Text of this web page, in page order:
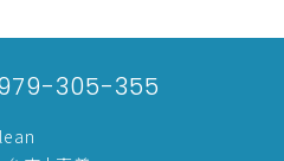
305-355